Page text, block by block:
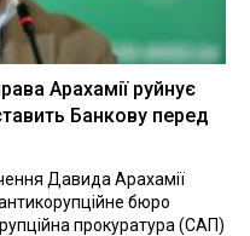
Арахамії руйнує
Банкову перед
Давида Арахамії
бюро
прокуратура (САП)